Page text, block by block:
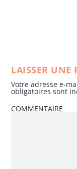
LAISSER UNE
Votre adresse e-
obligatoires sont
COMMENTAIRE